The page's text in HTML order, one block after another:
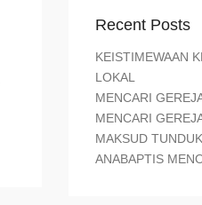
Recent Posts
KEISTIMEWAAN
LOKAL
MENCARI
MENCARI
MAKSUD
ANABAPTIS